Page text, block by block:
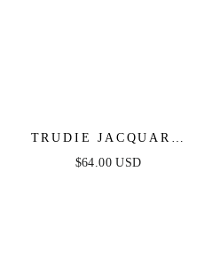
TRUDIE JACQUARD
MINI DRESS
$64.00 USD